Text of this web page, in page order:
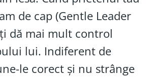
de cap (Gentle Leader
dă mai mult control
lui. Indiferent de
le corect și nu strânge